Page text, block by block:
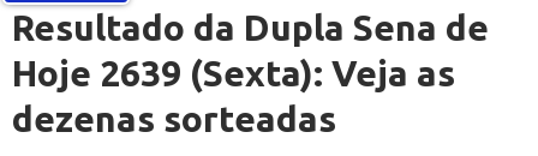
Resultado da Dupla Sena de
Hoje 2639 (Sexta): Veja as
dezenas sorteadas